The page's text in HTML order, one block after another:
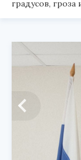
градусов, гроза